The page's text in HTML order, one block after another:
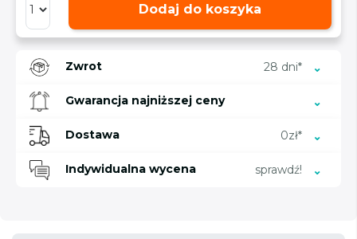
Dodaj do koszyka
Zwrot 28 dni*
Gwarancja najniższej ceny
Dostawa 0zł*
Indywidualna wycena sprawdź!